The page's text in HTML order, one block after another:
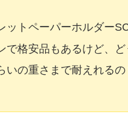
ットペーパーホルダー
で格安品もあるけど、ど
いの重さまで耐えれるの